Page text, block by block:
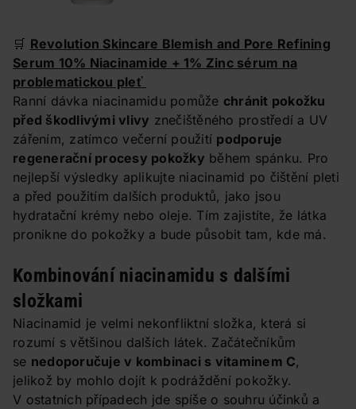
🛒 Revolution Skincare Blemish and Pore Refining
Serum 10% Niacinamide + 1% Zinc sérum na
problematickou pleť
Ranní dávka niacinamidu pomůže chránit pokožku
před škodlivými vlivy znečištěného prostředí a UV
zářením, zatímco večerní použití podporuje
regenerační procesy pokožky během spánku. Pro
nejlepší výsledky aplikujte niacinamid po čištění pleti
a před použitím dalších produktů, jako jsou
hydratační krémy nebo oleje. Tím zajistíte, že látka
pronikne do pokožky a bude působit tam, kde má.
Kombinování niacinamidu s dalšími
složkami
Niacinamid je velmi nekonfliktní složka, která si
rozumí s většinou dalších látek. Začátečníkům
se nedoporučuje v kombinaci s vitaminem C,
jelikož by mohlo dojít k podráždění pokožky.
V ostatních případech jde spíše o souhru účinků a